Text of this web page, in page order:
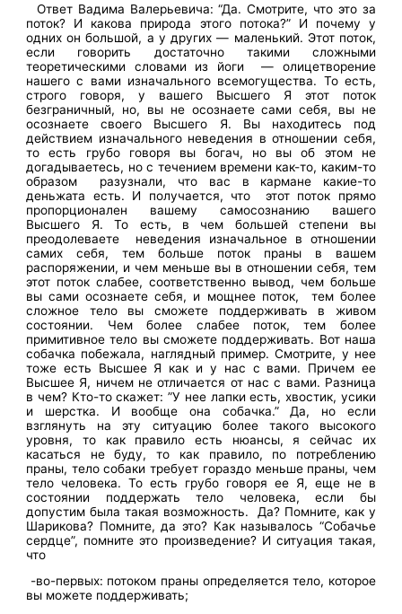
Ответ Вадима Валерьевича: “Да. Смотрите, что это за
поток? И какова природа этого потока?” И почему у
одних он большой, а у других — маленький. Этот поток,
если говорить достаточно такими сложными
теоретическими словами из йоги — олицетворение
нашего с вами изначального всемогущества. То есть,
строго говоря, у вашего Высшего Я этот поток
безграничный, но, вы не осознаете сами себя, вы не
осознаете своего Высшего Я. Вы находитесь под
действием изначального неведения в отношении себя,
то есть грубо говоря вы богач, но вы об этом не
догадываетесь, но с течением времени как-то, каким-то
образом разузнали, что вас в кармане какие-то
деньжата есть. И получается, что этот поток прямо
пропорционален вашему самосознанию вашего
Высшего Я. То есть, в чем большей степени вы
преодолеваете неведения изначальное в отношении
самих себя, тем больше поток праны в вашем
распоряжении, и чем меньше вы в отношении себя, тем
этот поток слабее, соответственно вывод, чем больше
вы сами осознаете себя, и мощнее поток, тем более
сложное тело вы сможете поддерживать в живом
состоянии. Чем более слабее поток, тем более
примитивное тело вы сможете поддерживать. Вот наша
собачка побежала, наглядный пример. Смотрите, у нее
тоже есть Высшее Я как и у нас с вами. Причем ее
Высшее Я, ничем не отличается от нас с вами. Разница
в чем? Кто-то скажет: ”У нее лапки есть, хвостик, усики
и шерстка. И вообще она собачка.” Да, но если
взглянуть на эту ситуацию более такого высокого
уровня, то как правило есть нюансы, я сейчас их
касаться не буду, то как правило, по потреблению
праны, тело собаки требует гораздо меньше праны, чем
тело человека. То есть грубо говоря ее Я, еще не в
состоянии поддержать тело человека, если бы
допустим была такая возможность. Да? Помните, как у
Шарикова? Помните, да это? Как называлось “Собачье
сердце”, помните это произведение? И ситуация такая,
что
-во-первых: потоком праны определяется тело, которое
вы можете поддерживать;